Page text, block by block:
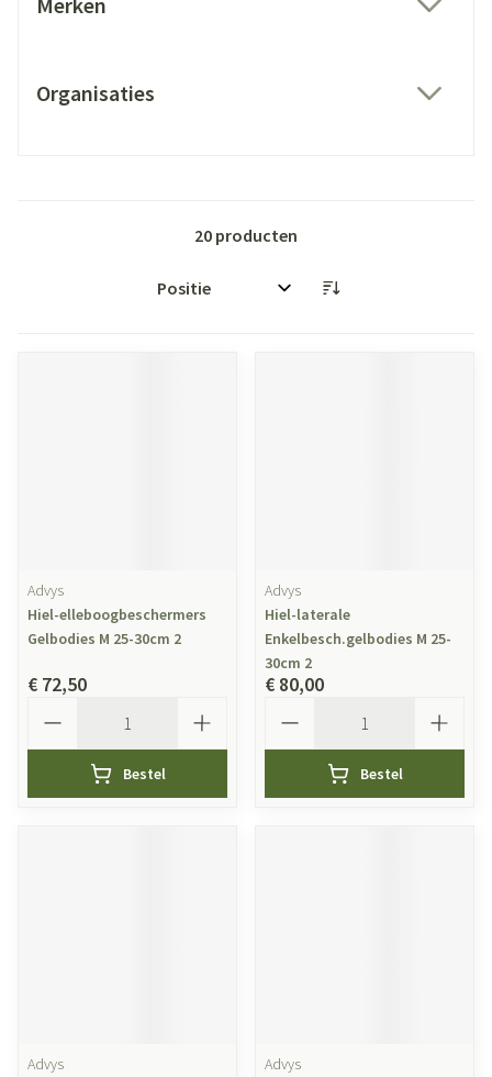
Organisaties
20 producten
Sorteer op:
Advys
Hiel-elleboogbeschermers
Gelbodies M 25-30cm 2
€ 72,50
Bestel
Advys
Hiel-laterale
Enkelbesch.gelbodies M 25-
30cm 2
€ 80,00
Bestel
Advys
Advys